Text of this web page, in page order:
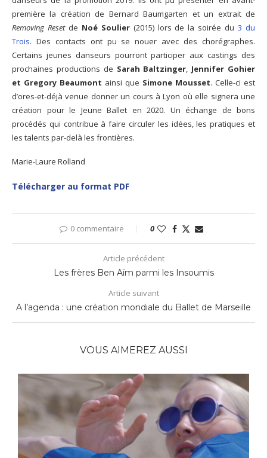
première la création de Bernard Baumgarten et un extrait de
Removing Reset de Noé Soulier(2015) lors de la soirée du 3 du
Trois. Des contacts ont pu se nouer avec des chorégraphes.
Certains jeunes danseurs pourront participer aux castings des
prochaines productions de Sarah Baltzinger, Jennifer Gohier
et Gregory Beaumont ainsi que Simone Mousset. Celle-ci est
d’ores-et-déjà venue donner un cours à Lyon où elle signera une
création pour le Jeune Ballet en 2020. Un échange de bons
procédés qui contribue à faire circuler les idées, les pratiques et
les talents par-delà les frontières.
Marie-Laure Rolland
Télécharger au format PDF
0 commentaire 0
Article précédent
Les frères Ben Aïm parmi les Insoumis
Article suivant
A l’agenda : une création mondiale du Ballet de Marseille
VOUS AIMEREZ AUSSI